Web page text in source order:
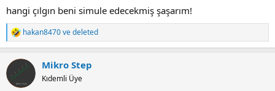
hangi çılgın beni simule edecekmiş şaşarım!
R
e
c
t
i
hakan8470vedeleted
Mikro Step
Kıdemli Üye